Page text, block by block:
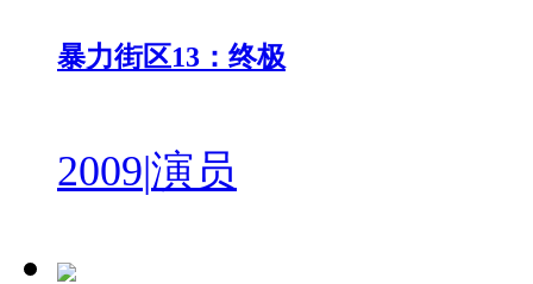
暴力街区13：终极
2009|演员